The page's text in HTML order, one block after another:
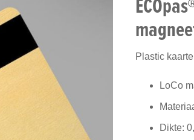
Plastic
LoCo
Dikte: